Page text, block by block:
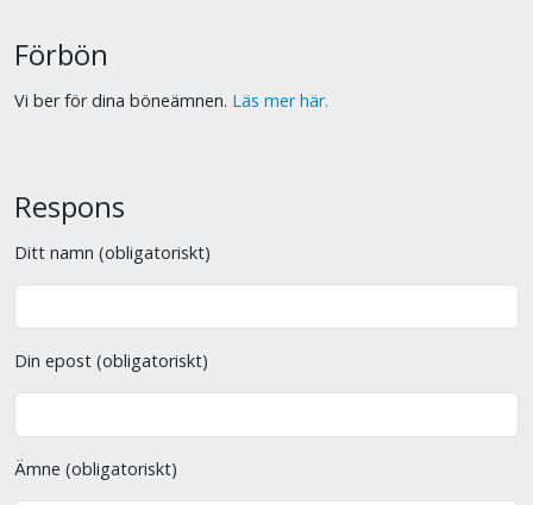
Förbön
Vi ber för dina böneämnen. Läs mer här.
Respons
Ditt namn (obligatoriskt)
Din epost (obligatoriskt)
Ämne (obligatoriskt)